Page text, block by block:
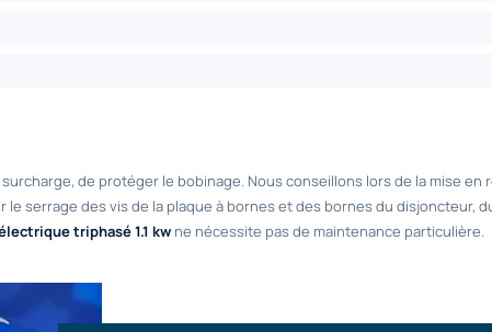
de protéger le bobinage. Nous conseillons lors de la mise
serrage des vis de la plaque à bornes et des bornes du disjoncteur,
triphasé 1.1 kw ne nécessite pas de maintenance particulière.